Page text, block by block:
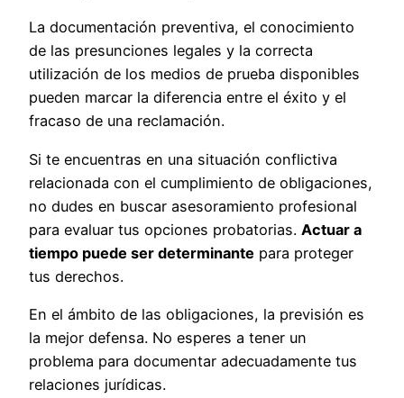
La documentación preventiva, el conocimiento
de las presunciones legales y la correcta
utilización de los medios de prueba disponibles
pueden marcar la diferencia entre el éxito y el
fracaso de una reclamación.
Si te encuentras en una situación conflictiva
relacionada con el cumplimiento de obligaciones,
no dudes en buscar asesoramiento profesional
para evaluar tus opciones probatorias. Actuar a
tiempo puede ser determinante para proteger
tus derechos.
En el ámbito de las obligaciones, la previsión es
la mejor defensa. No esperes a tener un
problema para documentar adecuadamente tus
relaciones jurídicas.